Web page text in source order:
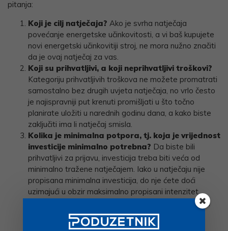
pitanja:
Koji je cilj natječaja? Ako je svrha natječaja
povećanje energetske učinkovitosti, a vi baš kupujete
novi energetski učinkovitiji stroj, ne mora nužno značiti
da je ovaj natječaj za vas.
Koji su prihvatljivi, a koji neprihvatljivi troškovi?
Kategoriju prihvatljivih troškova ne možete promatrati
samostalno bez drugih uvjeta natječaja, no vrlo često
je najispravniji put krenuti promišljati u što točno
planirate uložiti u narednih godinu dana, a kako biste
zaključiti ima li natječaj smisla.
Kolika je minimalna potpora, tj. koja je vrijednost
investicije minimalno potrebna? Da biste bili
prihvatljivi za prijavu, investicija treba biti veća od
minimalno tražene natječajem. Iako u natječaju nije
propisana minimalna investicija, do nje ćete doći
uzimajući u obzir maksimalno propisani intenzitet
potpore za planiranu investiciju i/ili veličinu. Dodatno,
vrijednost projekta i potencijalne potpore treba
razmatrati u kontekstu kompleksnosti prijave i